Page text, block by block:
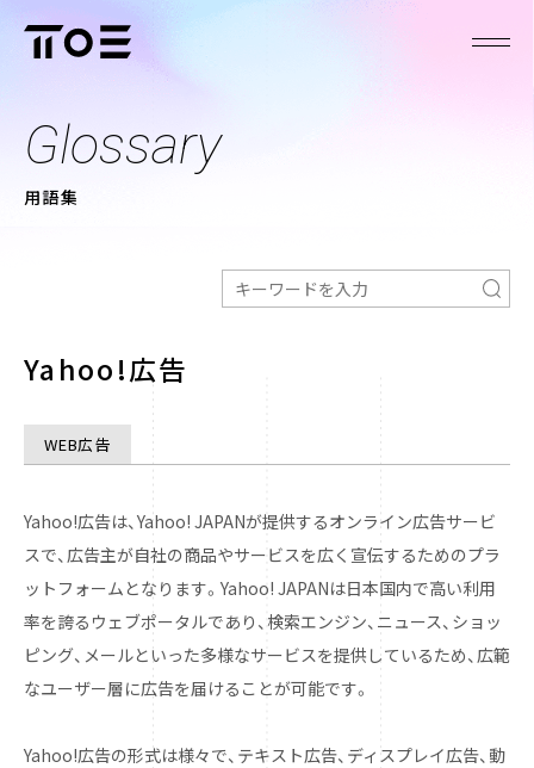
Glossary
用語集
Yahoo!広告
WEB広告
Yahoo!広告は、Yahoo! JAPANが提供するオンライン広告サービ
スで、広告主が自社の商品やサービスを広く宣伝するためのプラ
ットフォームとなります。Yahoo! JAPANは日本国内で高い利用
率を誇るウェブポータルであり、検索エンジン、ニュース、ショッ
ピング、メールといった多様なサービスを提供しているため、広範
なユーザー層に広告を届けることが可能です。
Yahoo!広告の形式は様々で、テキスト広告、ディスプレイ広告、動